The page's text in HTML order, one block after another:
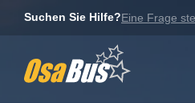
Suchen Sie Hilfe?Eine Frage